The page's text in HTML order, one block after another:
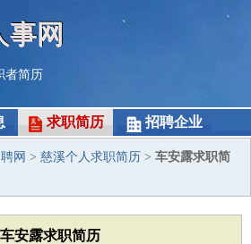
事网
者简历
求职简历 招聘企业
网 > 慈溪个人求职简历 > 车安露求职简
车安露求职简历